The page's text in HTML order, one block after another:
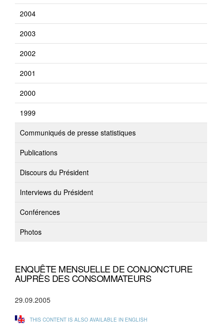
2004
2003
2002
2001
2000
1999
Communiqués de presse statistiques
Publications
Discours du Président
Interviews du Président
Conférences
Photos
ENQUÊTE MENSUELLE DE CONJONCTURE
AUPRÈS DES CONSOMMATEURS
29.09.2005
THIS CONTENT IS ALSO AVAILABLE IN ENGLISH